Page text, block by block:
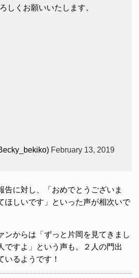
しくお願いいたします。
February 13, 2019
告に対し、「おめでとうございま
ほしいです」といった声が相次いで
ンからは「ずっと片岡を見てきまし
ですよ」という声も。２人の門出
いるようです！